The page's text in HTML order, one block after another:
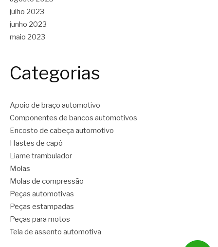
julho 2023
junho 2023
maio 2023
Categorias
Apoio de braço automotivo
Componentes de bancos automotivos
Encosto de cabeça automotivo
Hastes de capô
Liame trambulador
Molas
Molas de compressão
Peças automotivas
Peças estampadas
Peças para motos
Tela de assento automotiva